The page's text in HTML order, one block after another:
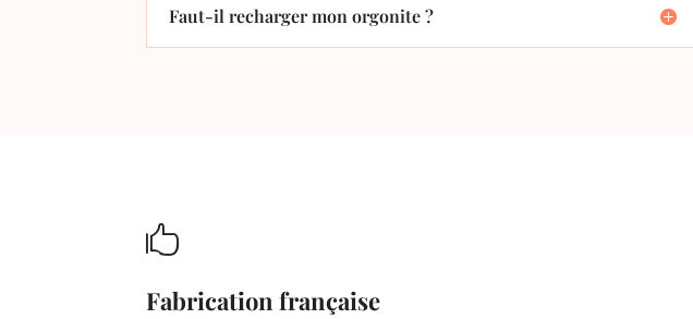
Faut-il recharger mon orgonite ?

Fabrication française